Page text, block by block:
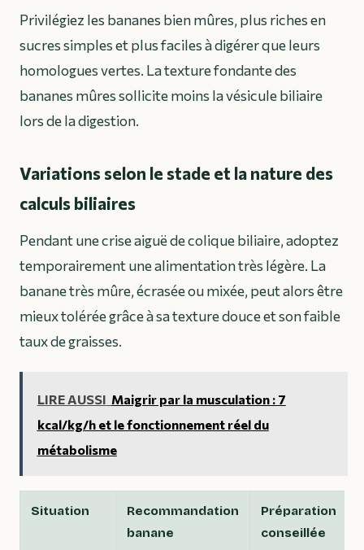
Privilégiez les bananes bien mûres, plus riches en
sucres simples et plus faciles à digérer que leurs
homologues vertes. La texture fondante des
bananes mûres sollicite moins la vésicule biliaire
lors de la digestion.
Variations selon le stade et la nature des
calculs biliaires
Pendant une crise aiguë de colique biliaire, adoptez
temporairement une alimentation très légère. La
banane très mûre, écrasée ou mixée, peut alors être
mieux tolérée grâce à sa texture douce et son faible
taux de graisses.
LIRE AUSSI Maigrir par la musculation : 7
kcal/kg/h et le fonctionnement réel du
métabolisme
Situation
Recommandation
banane
Préparation
conseillée